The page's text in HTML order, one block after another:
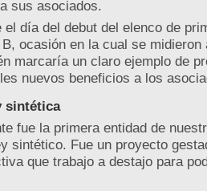
sus asociados.
el día del debut del elenco de
ocasión en la cual se
marcaría un claro ejemplo de
nuevos beneficios a los
sintética
fue la primera entidad de
sintético. Fue un proyecto
que trabajo a destajo para